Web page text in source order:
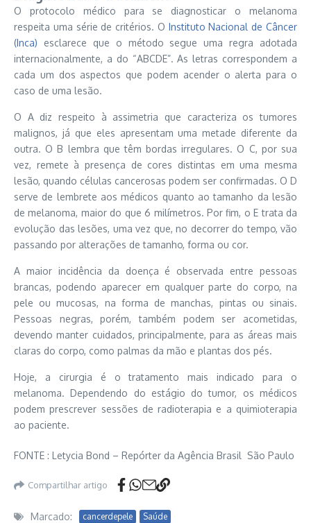
O protocolo médico para se diagnosticar o melanoma
respeita uma série de critérios. O Instituto Nacional de Câncer
(Inca) esclarece que o método segue uma regra adotada
internacionalmente, a do “ABCDE”. As letras correspondem a
cada um dos aspectos que podem acender o alerta para o
caso de uma lesão.
O A diz respeito à assimetria que caracteriza os tumores
malignos, já que eles apresentam uma metade diferente da
outra. O B lembra que têm bordas irregulares. O C, por sua
vez, remete à presença de cores distintas em uma mesma
lesão, quando células cancerosas podem ser confirmadas. O D
serve de lembrete aos médicos quanto ao tamanho da lesão
de melanoma, maior do que 6 milímetros. Por fim, o E trata da
evolução das lesões, uma vez que, no decorrer do tempo, vão
passando por alterações de tamanho, forma ou cor.
A maior incidência da doença é observada entre pessoas
brancas, podendo aparecer em qualquer parte do corpo, na
pele ou mucosas, na forma de manchas, pintas ou sinais.
Pessoas negras, porém, também podem ser acometidas,
devendo manter cuidados, principalmente, para as áreas mais
claras do corpo, como palmas da mão e plantas dos pés.
Hoje, a cirurgia é o tratamento mais indicado para o
melanoma. Dependendo do estágio do tumor, os médicos
podem prescrever sessões de radioterapia e a quimioterapia
ao paciente.
FONTE : Letycia Bond – Repórter da Agência Brasil São Paulo
Compartilhar artigo
Marcado: cancerdepele Saúde